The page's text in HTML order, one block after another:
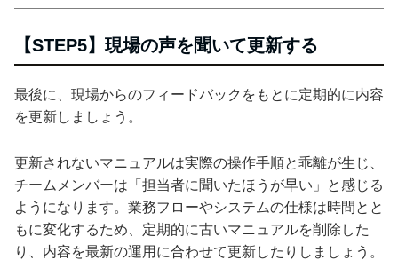
【STEP5】現場の声を聞いて更新する
最後に、現場からのフィードバックをもとに定期的に内容
を更新しましょう。
更新されないマニュアルは実際の操作手順と乖離が生じ、
チームメンバーは「担当者に聞いたほうが早い」と感じる
ようになります。業務フローやシステムの仕様は時間とと
もに変化するため、定期的に古いマニュアルを削除した
り、内容を最新の運用に合わせて更新したりしましょう。